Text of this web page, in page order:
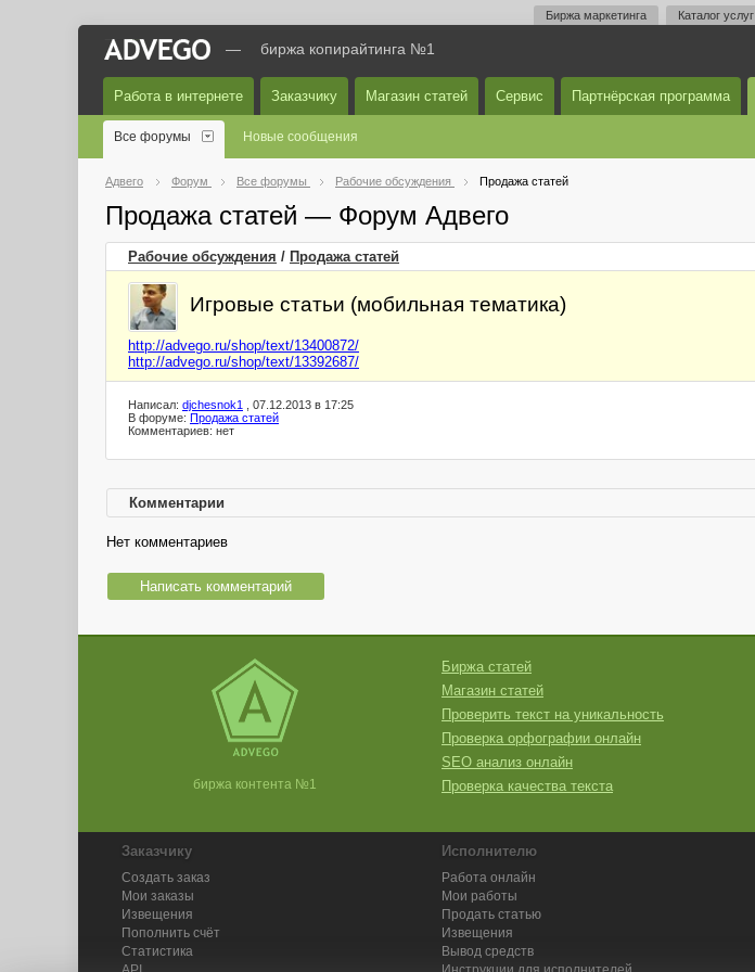
Биржа маркетинга Каталог услуг
— биржа копирайтинга №1
Работа в интернете Заказчику Магазин статей Сервис Партнёрская программа
Все форумы Новые сообщения
Адвего Форум Все форумы Рабочие обсуждения Продажа статей
Продажа статей — Форум Адвего
Рабочие обсуждения / Продажа статей
Игровые статьи (мобильная тематика)
http://advego.ru/shop/text/13400872/
http://advego.ru/shop/text/13392687/
Написал: djchesnok1
, 07.12.2013 в 17:25
В форуме: Продажа статей
Комментариев: нет
Комментарии
Нет комментариев
Написать комментарий
биржа контента №1
Биржа статей
Магазин статей
Проверить текст на уникальность
Проверка орфографии онлайн
SEO анализ онлайн
Проверка качества текста
Заказчику
Создать заказ
Мои заказы
Извещения
Пополнить счёт
Статистика
Исполнителю
Работа онлайн
Мои работы
Продать статью
Извещения
Вывод средств